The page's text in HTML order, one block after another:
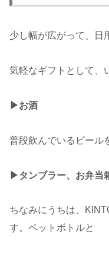
少し幅が広がって、日
気軽なギフトとして、
▶︎お酒
普段飲んでいるビール
▶︎タンブラー、お弁当
ちなみにうちは、
す。ペットボトルと